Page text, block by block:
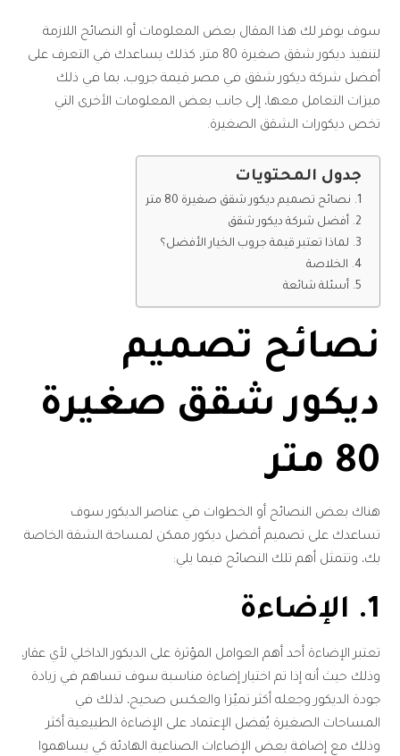
سوف يوفر لك هذا المقال بعض المعلومات أو النصائح اللازمة
لتنفيذ ديكور شقق صغيرة 80 متر، كذلك يساعدك في التعرف على
أفضل شركة ديكور شقق في مصر قيمة جروب، بما في ذلك
ميزات التعامل معها، إلى جانب بعض المعلومات الأخرى التي
تخص ديكورات الشقق الصغيرة.
جدول المحتويات
نصائح تصميم ديكور شقق صغيرة 80 متر
أفضل شركة ديكور شقق
لماذا تعتبر قيمة جروب الخيار الأفضل؟
الخلاصة
أسئلة شائعة
نصائح تصميم
ديكور شقق صغيرة
80 متر
هناك بعض النصائح أو الخطوات في عناصر الديكور سوف
تساعدك على تصميم أفضل ديكور ممكن لمساحة الشقة الخاصة
بك، وتتمثل أهم تلك النصائح فيما يلي:
1. الإضاءة
تعتبر الإضاءة أحد أهم العوامل المؤثرة على الديكور الداخلي لأي عقار،
وذلك حيث أنه إذا تم اختيار إضاءة مناسبة سوف تساهم في زيادة
جودة الديكور وجعله أكثر تميّزا والعكس صحيح، لذلك في
المساحات الصغيرة يُفضل الإعتماد على الإضاءة الطبيعية أكثر
وذلك مع إضافة بعض الإضاءات الصناعية الهادئة كي يساهموا